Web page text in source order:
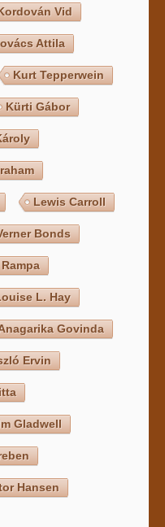
Vid
Attila
Kurt Tepperwein
Kürti Gábor
Lewis Carroll
Bonds
L. Hay
Govinda
Ervin
Gladwell
Hansen